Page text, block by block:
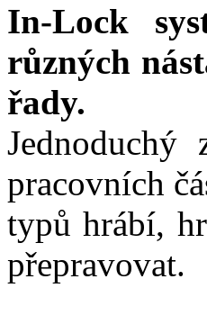
In-Lock
různých
řady.
Jednoduchý
pracovních
typů hrábí,
přepravovat.